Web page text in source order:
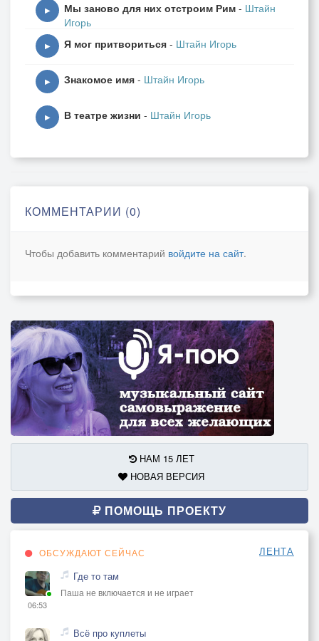
▶ Мы заново для них отстроим Рим - Штайн
Игорь
▶ Я мог притвориться - Штайн Игорь
▶ Знакомое имя - Штайн Игорь
▶ В театре жизни - Штайн Игорь
КОММЕНТАРИИ (0)
Чтобы добавить комментарий войдите на сайт.
НАМ 15 ЛЕТ
НОВАЯ ВЕРСИЯ
ПОМОЩЬ ПРОЕКТУ
ОБСУЖДАЮТ СЕЙЧАС ЛЕНТА
06:53
Где то там
Паша не включается и не играет
Всё про куплеты